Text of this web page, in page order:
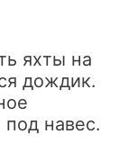
яхты на
дождик.
навес.